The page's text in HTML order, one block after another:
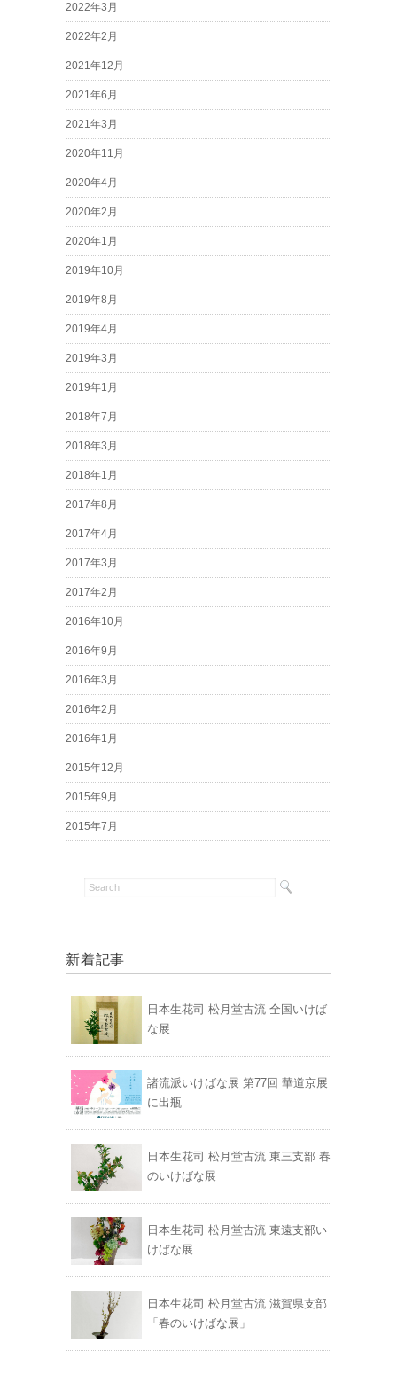
2022年3月
2022年2月
2021年12月
2021年6月
2021年3月
2020年11月
2020年4月
2020年2月
2020年1月
2019年10月
2019年8月
2019年4月
2019年3月
2019年1月
2018年7月
2018年3月
2018年1月
2017年8月
2017年4月
2017年3月
2017年2月
2016年10月
2016年9月
2016年3月
2016年2月
2016年1月
2015年12月
2015年9月
2015年7月
新着記事
日本生花司 松月堂古流 全国いけば
な展
諸流派いけばな展 第77回 華道京展
に出瓶
日本生花司 松月堂古流 東三支部 春
のいけばな展
日本生花司 松月堂古流 東遠支部い
けばな展
日本生花司 松月堂古流 滋賀県支部
「春のいけばな展」